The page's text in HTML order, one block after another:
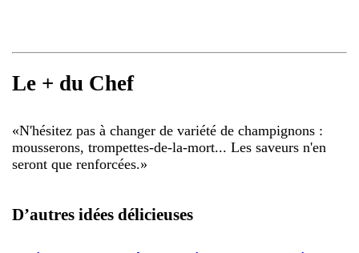
Le + du Chef
«N'hésitez pas à changer de variété de champignons :
mousserons, trompettes-de-la-mort... Les saveurs n'en
seront que renforcées.»
D’autres idées délicieuses